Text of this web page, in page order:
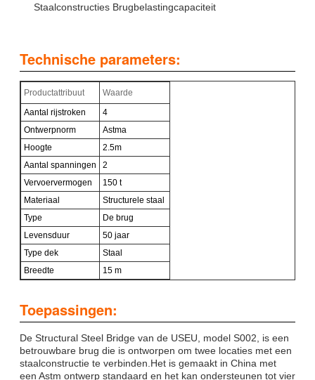
Staalconstructies Brugbelastingcapaciteit
Technische parameters:
Productattribuut
Waarde
Aantal rijstroken
4
Ontwerpnorm
Astma
Hoogte
2.5m
Aantal spanningen
2
Vervoervermogen
150 t
Materiaal
Structurele staal
Type
De brug
Levensduur
50 jaar
Type dek
Staal
Breedte
15 m
Toepassingen:
De Structural Steel Bridge van de USEU, model S002, is een
betrouwbare brug die is ontworpen om twee locaties met een
staalconstructie te verbinden.Het is gemaakt in China met
een Astm ontwerp standaard en het kan ondersteunen tot vier